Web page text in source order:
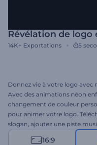
Révélation de logo
14K+ Exportations 5
Donnez vie à votre logo avec
Avec des animations néon
changement de couleur
pour animer votre logo.
slogan, ajoutez une piste
flammes pour s'adapter au
16:9